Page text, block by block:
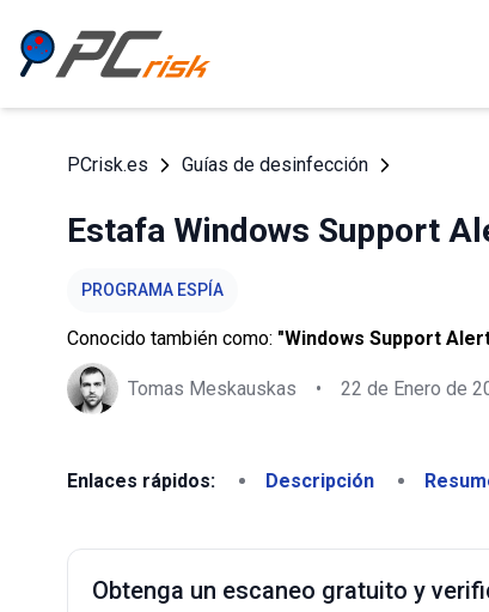
PCrisk.es Guías de desinfección
Estafa Windows Support
PROGRAMA ESPÍA
Conocido también como: "Windows Support
Tomas Meskauskas • 22 de Enero de
Enlaces rápidos: Descripción
Obtenga un escaneo gratuito y